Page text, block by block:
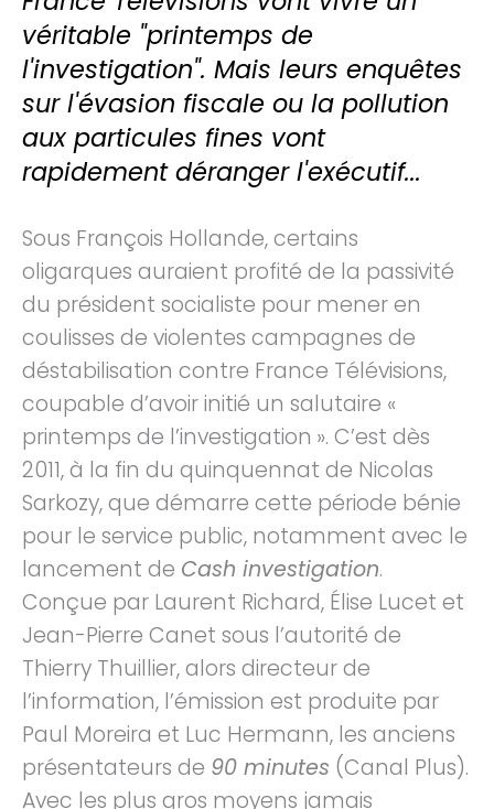
véritable "printemps de
l'investigation". Mais leurs enquêtes
sur l'évasion fiscale ou la pollution
aux particules fines vont
rapidement déranger l'exécutif...
Sous François Hollande, certains
oligarques auraient profité de la passivité
du président socialiste pour mener en
coulisses de violentes campagnes de
déstabilisation contre France Télévisions,
coupable d’avoir initié un salutaire «
printemps de l’investigation ». C’est dès
2011, à la fin du quinquennat de Nicolas
Sarkozy, que démarre cette période bénie
pour le service public, notamment avec le
lancement de Cash investigation.
Conçue par Laurent Richard, Élise Lucet et
Jean-Pierre Canet sous l’autorité de
Thierry Thuillier, alors directeur de
l’information, l’émission est produite par
Paul Moreira et Luc Hermann, les anciens
présentateurs de 90 minutes (Canal Plus).
Avec les plus gros moyens jamais